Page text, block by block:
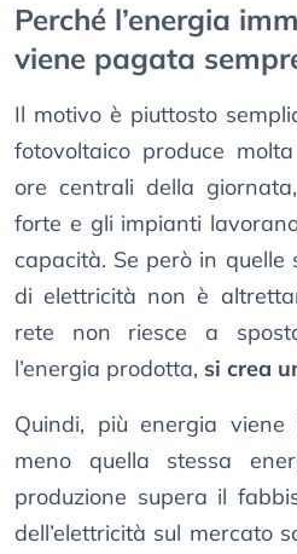
Perché l’energia
viene pagata
Il motivo è piuttosto
fotovoltaico produce
ore centrali della
forte e gli impianti
capacità. Se però in quelle
di elettricità non è
rete non riesce a
l’energia prodotta, si crea
Quindi, più energia viene
meno quella stessa
produzione supera il
dell’elettricità sul mercato